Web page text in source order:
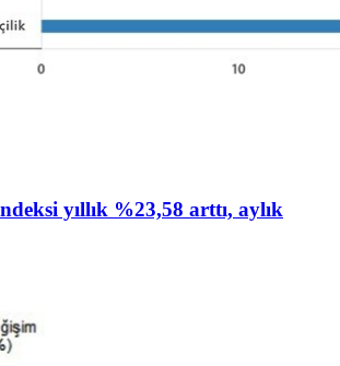
yıllık %23,58 arttı, aylık